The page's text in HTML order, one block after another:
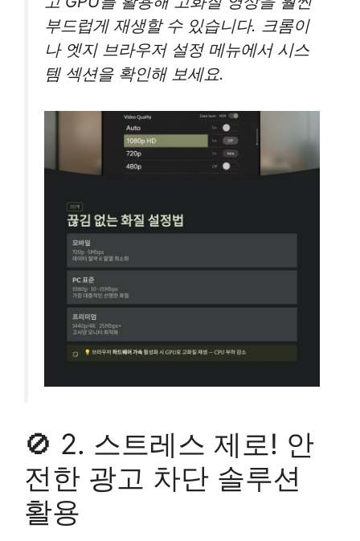
부드럽게 재생할 수 있습니다. 크롬이
나 엣지 브라우저 설정 메뉴에서 시스
템 섹션을 확인해 보세요.
🚫 2. 스트레스 제로! 안
전한 광고 차단 솔루션
활용